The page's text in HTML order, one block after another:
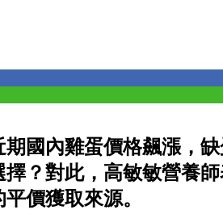
國內雞蛋價格飆漲，
？對此，高敏敏營養
價獲取來源。